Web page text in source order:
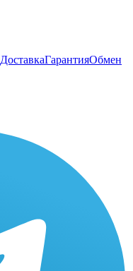
ДоставкаГарантияОбмен